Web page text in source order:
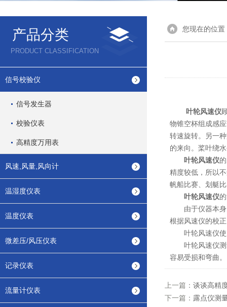
产品分类
PRODUCT CLASSIFICATION
信号校验仪
信号发生器
校验仪表
高精度万用表
风速,风量,风向计
温湿度仪表
温度仪表
微差压/风压仪表
记录仪表
流量计仪表
您现在的位置
叶轮风速仪
物锥空杯组成感
转速旋转。另一
的来向。桨叶绕
叶轮风速仪
精度较低，所以
帆船比赛、划艇
叶轮风速仪
由于仪器本身
根据风速仪的校
叶轮风速仪使
叶轮风速仪测
容易受损和弯曲。
上一篇： 谈谈高精
下一篇： 露点仪测